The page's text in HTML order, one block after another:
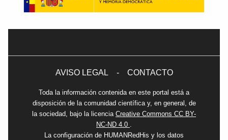
AVISO LEGAL - CONTACTO
Toda la información contenida en este portal está a
disposición de la comunidad científica y, en general, de
la sociedad, bajo la licencia Creative Commons CC BY-
NC-ND 4.0 .
La configuración de HUMANRedHis y los datos